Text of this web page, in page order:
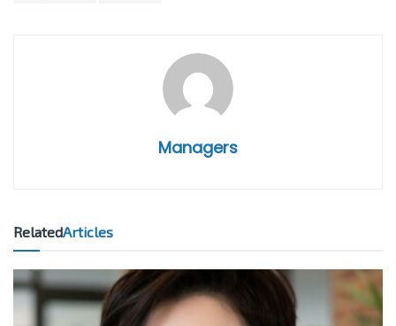
Managers
RelatedArticles